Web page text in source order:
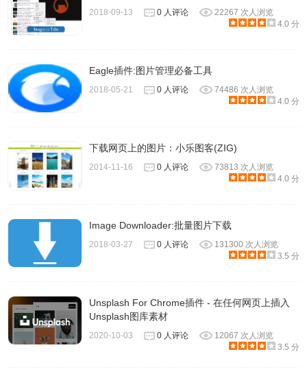
输入百度，在百度中输入你想要的图片名称如美女：
2018-09-13 0 人评论
22267 次人浏览
4.0 分
Eagle插件:图片管理必备工具
2018-05-21 0 人评论
74486 次人浏览
4.0 分
下载网页上的图片：小乐图客(ZIG)
2014-11-16 0 人评论
73813 次人浏览
4.0 分
Image Downloader:批量图片下载
2018-03-27 0 人评论
131300 次人浏览
3.5 分
Unsplash For Chrome插件 - 在任何网页上插入
Unsplash图库素材
2020-10-03 0 人评论
12067 次人浏览
3.5 分